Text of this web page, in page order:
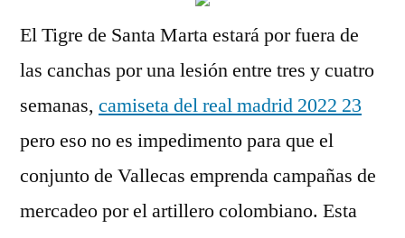
El Tigre de Santa Marta estará por fuera de
las canchas por una lesión entre tres y cuatro
semanas, camiseta del real madrid 2022 23
pero eso no es impedimento para que el
conjunto de Vallecas emprenda campañas de
mercadeo por el artillero colombiano. Esta